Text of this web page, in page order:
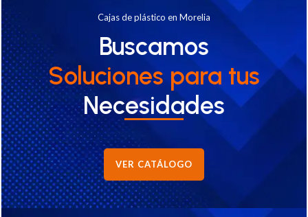
Cajas de plástico en Morelia
Buscamos
Soluciones para tus
Necesidades
VER CATÁLOGO